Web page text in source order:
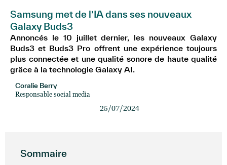
Samsung met de l’IA dans ses nouveaux
Galaxy Buds3
Annoncés le 10 juillet dernier, les nouveaux Galaxy
Buds3 et Buds3 Pro offrent une expérience toujours
plus connectée et une qualité sonore de haute qualité
grâce à la technologie Galaxy AI.​
Coralie Berry
Responsable social media
25/07/2024
Sommaire